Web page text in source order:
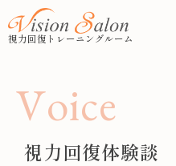
k視力回復トレーニングルーム
Voice
視力回復体験談